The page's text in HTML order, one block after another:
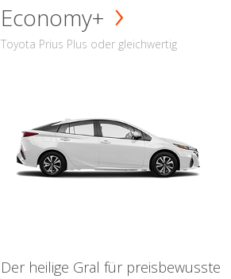
Economy+
Toyota Prius Plus oder gleichwertig
Der heilige Gral für preisbewusste